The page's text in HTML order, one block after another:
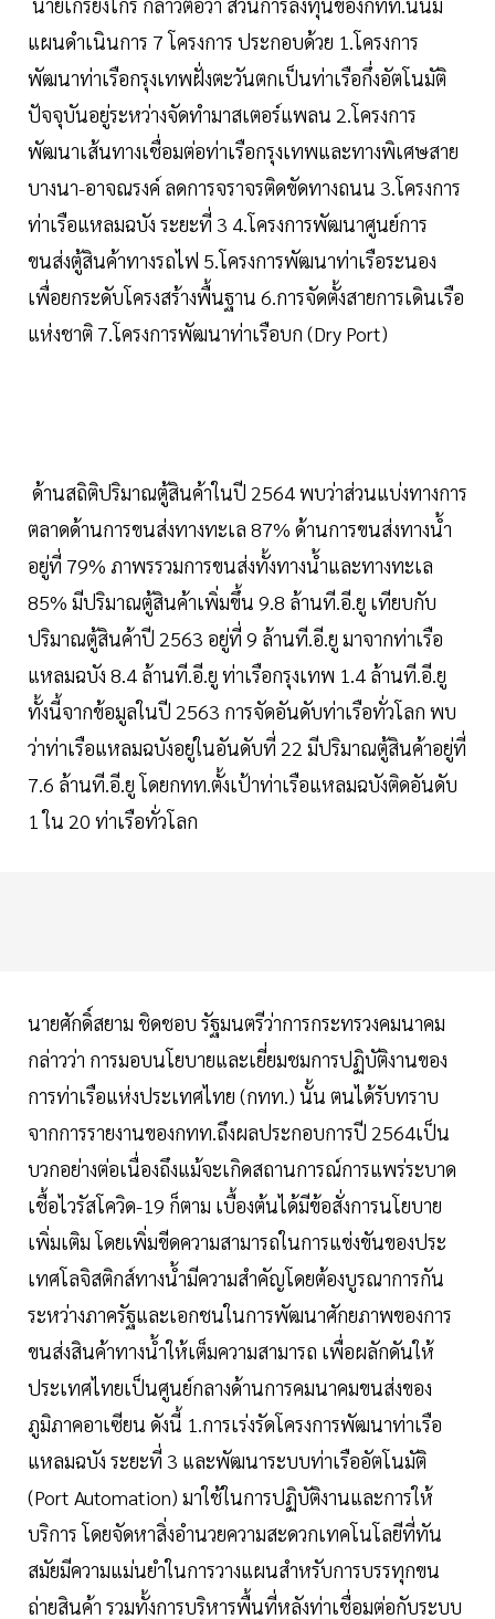
แผนดำเนินการ 7 โครงการ ประกอบด้วย 1.โครงการ
พัฒนาท่าเรือกรุงเทพฝั่งตะวันตกเป็นท่าเรือกึ่งอัตโนมัติ
ปัจจุบันอยู่ระหว่างจัดทำมาสเตอร์แพลน 2.โครงการ
พัฒนาเส้นทางเชื่อมต่อท่าเรือกรุงเทพและทางพิเศษสาย
บางนา-อาจณรงค์ ลดการจราจรติดขัดทางถนน 3.โครงการ
ท่าเรือแหลมฉบัง ระยะที่ 3 4.โครงการพัฒนาศูนย์การ
ขนส่งตู้สินค้าทางรถไฟ 5.โครงการพัฒนาท่าเรือระนอง
เพื่อยกระดับโครงสร้างพื้นฐาน 6.การจัดตั้งสายการเดินเรือ
แห่งชาติ 7.โครงการพัฒนาท่าเรือบก (Dry Port)
ด้านสถิติปริมาณตู้สินค้าในปี 2564 พบว่าส่วนแบ่งทางการ
ตลาดด้านการขนส่งทางทะเล 87% ด้านการขนส่งทางน้ำ
อยู่ที่ 79% ภาพรรวมการขนส่งทั้งทางน้ำและทางทะเล
85% มีปริมาณตู้สินค้าเพิ่มขึ้น 9.8 ล้านที.อี.ยู เทียบกับ
ปริมาณตู้สินค้าปี 2563 อยู่ที่ 9 ล้านที.อี.ยู มาจากท่าเรือ
แหลมฉบัง 8.4 ล้านที.อี.ยู ท่าเรือกรุงเทพ 1.4 ล้านที.อี.ยู
ทั้งนี้จากข้อมูลในปี 2563 การจัดอันดับท่าเรือทั่วโลก พบ
ว่าท่าเรือแหลมฉบังอยู่ในอันดับที่ 22 มีปริมาณตู้สินค้าอยู่ที่
7.6 ล้านที.อี.ยู โดยกทท.ตั้งเป้าท่าเรือแหลมฉบังติดอันดับ
1 ใน 20 ท่าเรือทั่วโลก
นายศักดิ์สยาม ชิดชอบ รัฐมนตรีว่าการกระทรวงคมนาคม
กล่าวว่า การมอบนโยบายและเยี่ยมชมการปฏิบัติงานของ
การท่าเรือแห่งประเทศไทย (กทท.) นั้น ตนได้รับทราบ
จากการรายงานของกทท.ถึงผลประกอบการปี 2564เป็น
บวกอย่างต่อเนื่องถึงแม้จะเกิดสถานการณ์การแพร่ระบาด
เชื้อไวรัสโควิด-19 ก็ตาม เบื้องต้นได้มีข้อสั่งการนโยบาย
เพิ่มเติม โดยเพิ่มขีดความสามารถในการแข่งขันของประ
เทศโลจิสติกส์ทางน้ำมีความสำคัญโดยต้องบูรณาการกัน
ระหว่างภาครัฐและเอกชนในการพัฒนาศักยภาพของการ
ขนส่งสินค้าทางน้ำให้เต็มความสามารถ เพื่อผลักดันให้
ประเทศไทยเป็นศูนย์กลางด้านการคมนาคมขนส่งของ
ภูมิภาคอาเซียน ดังนี้ 1.การเร่งรัดโครงการพัฒนาท่าเรือ
แหลมฉบัง ระยะที่ 3 และพัฒนาระบบท่าเรืออัตโนมัติ
(Port Automation) มาใช้ในการปฏิบัติงานและการให้
บริการ โดยจัดหาสิ่งอำนวยความสะดวกเทคโนโลยีที่ทัน
สมัยมีความแม่นยำในการวางแผนสำหรับการบรรทุกขน
ถ่ายสินค้า รวมทั้งการบริหารพื้นที่หลังท่าเชื่อมต่อกับระบบ